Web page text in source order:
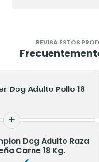
REVISA ESTOS
Dog Adulto Pollo 18
Dog Adulto Raza
Carne 18 Kg.